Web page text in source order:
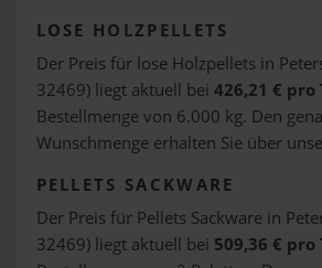
LOSE HOLZPELLETS
Der Preis für lose Holzpellets in
32469) liegt aktuell bei 426,21 € pro
Bestellmenge von 6.000 kg. Den
Wunschmenge erhalten Sie über
PELLETS SACKWARE
Der Preis für Pellets Sackware in
32469) liegt aktuell bei 509,36 € pro